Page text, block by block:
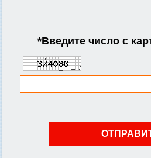
*Введите число с